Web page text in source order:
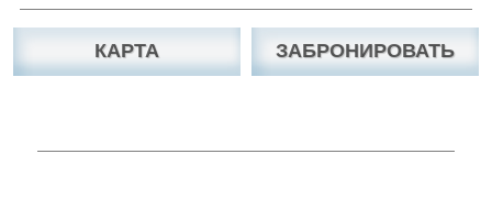
КАРТА ЗАБРОНИРОВАТЬ